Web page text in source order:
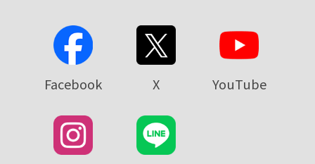
Facebook X YouTube